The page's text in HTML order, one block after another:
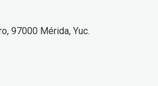
97000 Mérida, Yuc.